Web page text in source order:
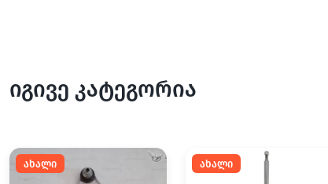
იგივე კატეგორია
ახალი ახალი